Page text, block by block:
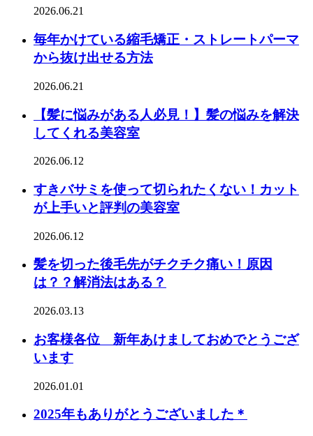
2026.06.21
毎年かけている縮毛矯正・ストレートパーマ
から抜け出せる方法
2026.06.21
【髪に悩みがある人必見！】髪の悩みを解決
してくれる美容室
2026.06.12
すきバサミを使って切られたくない！カット
が上手いと評判の美容室
2026.06.12
髪を切った後毛先がチクチク痛い！原因
は？？解消法はある？
2026.03.13
お客様各位 新年あけましておめでとうござ
います
2026.01.01
2025年もありがとうございました＊